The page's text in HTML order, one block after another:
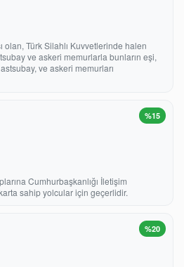
olan, Türk Silahlı Kuvvetlerinde halen
ve askeri memurlarla bunların eşi,
ve askeri memurları
%15
Cumhurbaşkanlığı İletişim
sahip yolcular için geçerlidir.
%20